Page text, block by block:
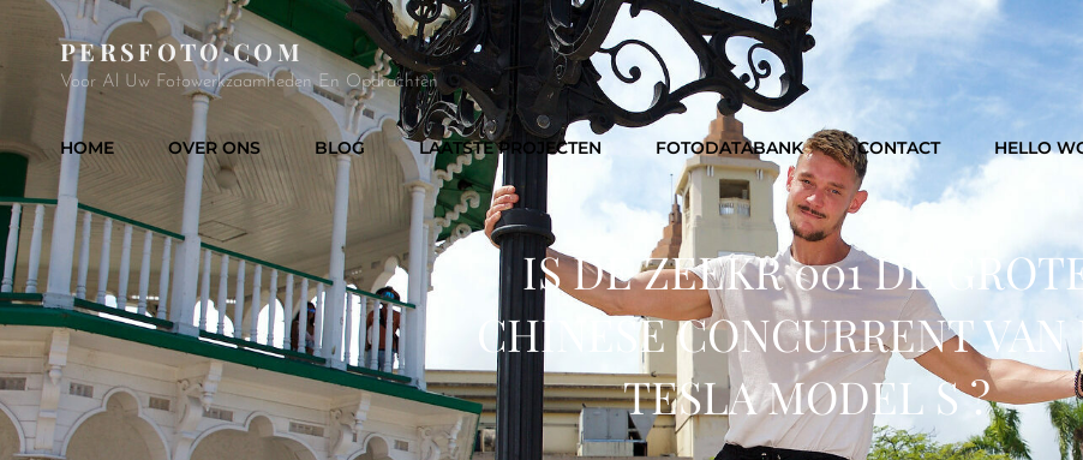
PERSFOTO.COM
Voor Al Uw Fotowerkzaamheden En Opdrachten
HOME OVER ONS BLOG LAATSTE PROJECTEN FOTODATABANK CONTACT HELLO
IS DE ZEEKR 001 DE
CHINESE CONCURRENT VAN
TESLA MODEL S ?